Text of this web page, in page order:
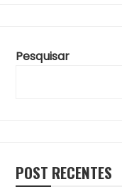
Pesquisar
POST RECENTES